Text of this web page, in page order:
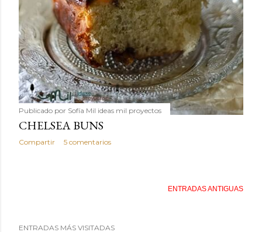
Publicado por Sofía Mil ideas mil proyectos
CHELSEA BUNS
Compartir 5 comentarios
ENTRADAS ANTIGUAS
ENTRADAS MÁS VISITADAS